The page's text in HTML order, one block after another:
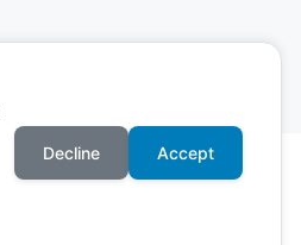
Decline Accept